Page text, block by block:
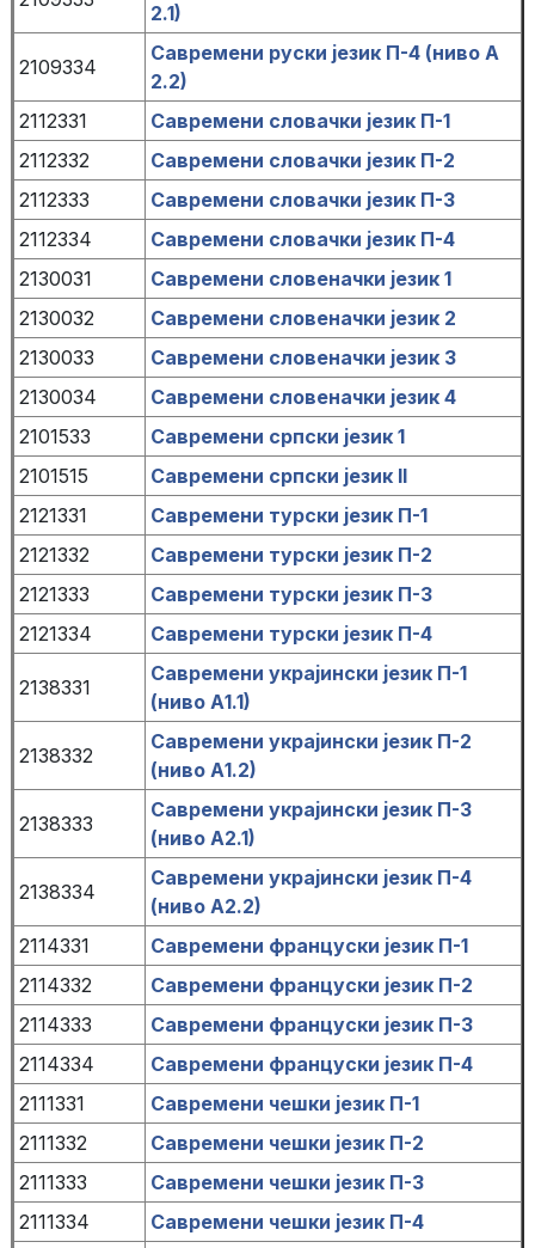
2.1)
2109334
Савремени руски језик П-4 (ниво А
2.2)
2112331
Савремени словачки језик П-1
2112332
Савремени словачки језик П-2
2112333
Савремени словачки језик П-3
2112334
Савремени словачки језик П-4
2130031
Савремени словеначки језик 1
2130032
Савремени словеначки језик 2
2130033
Савремени словеначки језик 3
2130034
Савремени словеначки језик 4
2101533
Савремени српски језик 1
2101515
Савремени српски језик II
2121331
Савремени турски језик П-1
2121332
Савремени турски језик П-2
2121333
Савремени турски језик П-3
2121334
Савремени турски језик П-4
2138331
Савремени украјински језик П-1
(ниво А1.1)
2138332
Савремени украјински језик П-2
(ниво А1.2)
2138333
Савремени украјински језик П-3
(ниво А2.1)
2138334
Савремени украјински језик П-4
(ниво А2.2)
2114331
Савремени француски језик П-1
2114332
Савремени француски језик П-2
2114333
Савремени француски језик П-3
2114334
Савремени француски језик П-4
2111331
Савремени чешки језик П-1
2111332
Савремени чешки језик П-2
2111333
Савремени чешки језик П-3
2111334
Савремени чешки језик П-4